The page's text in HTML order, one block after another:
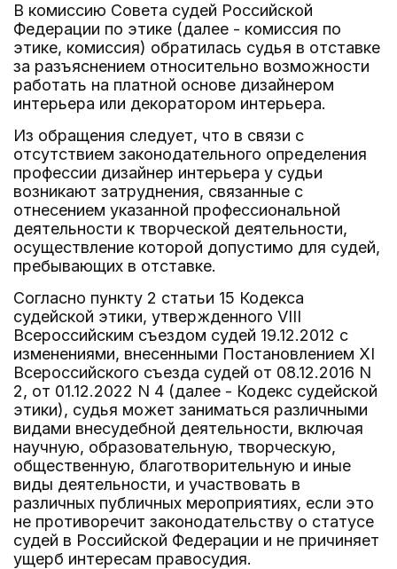
В комиссию Совета судей Российской
Федерации по этике (далее - комиссия по
этике, комиссия) обратилась судья в отставке
за разъяснением относительно возможности
работать на платной основе дизайнером
интерьера или декоратором интерьера.
Из обращения следует, что в связи с
отсутствием законодательного определения
профессии дизайнер интерьера у судьи
возникают затруднения, связанные с
отнесением указанной профессиональной
деятельности к творческой деятельности,
осуществление которой допустимо для судей,
пребывающих в отставке.
Согласно пункту 2 статьи 15 Кодекса
судейской этики, утвержденного VIII
Всероссийским съездом судей 19.12.2012 с
изменениями, внесенными Постановлением XI
Всероссийского съезда судей от 08.12.2016 N
2, от 01.12.2022 N 4 (далее - Кодекс судейской
этики), судья может заниматься различными
видами внесудебной деятельности, включая
научную, образовательную, творческую,
общественную, благотворительную и иные
виды деятельности, и участвовать в
различных публичных мероприятиях, если это
не противоречит законодательству о статусе
судей в Российской Федерации и не причиняет
ущерб интересам правосудия.